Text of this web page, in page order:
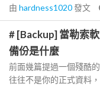
由 hardness1020發文
# [Backup] 當勒索
備份是什麼
前面幾篇提過一個殘酷
往往不是你的正式資料，